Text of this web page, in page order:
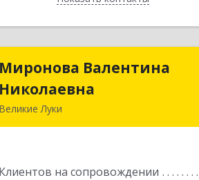
Миронова Валентина
Николаевна
Великие Луки
Клиентов на сопровождении
Миронова Валентина